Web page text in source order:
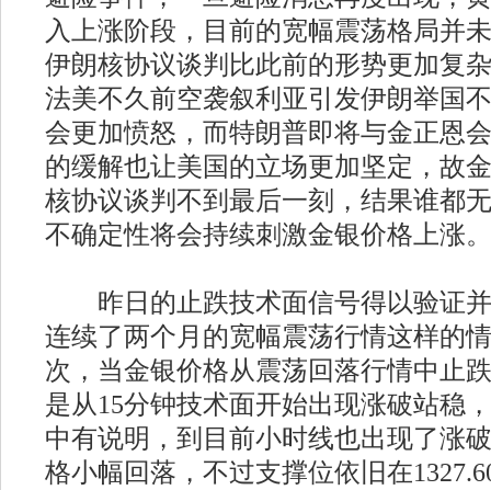
入上涨阶段，目前的宽幅震荡格局并
伊朗核协议谈判比此前的形势更加复
法美不久前空袭叙利亚引发伊朗举国
会更加愤怒，而特朗普即将与金正恩
的缓解也让美国的立场更加坚定，故
核协议谈判不到最后一刻，结果谁都
不确定性将会持续刺激金银价格上涨。
昨日的止跌技术面信号得以验证并
连续了两个月的宽幅震荡行情这样的
次，当金银价格从震荡回落行情中止
是从15分钟技术面开始出现涨破站稳
中有说明，到目前小时线也出现了涨
格小幅回落，不过支撑位依旧在